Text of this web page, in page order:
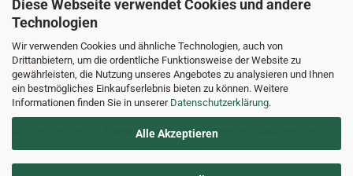
Diese Webseite verwendet Cookies und andere
Technologien
Wir verwenden Cookies und ähnliche Technologien, auch von
Drittanbietern, um die ordentliche Funktionsweise der Website zu
gewährleisten, die Nutzung unseres Angebotes zu analysieren und Ihnen
ein bestmögliches Einkaufserlebnis bieten zu können. Weitere
Informationen finden Sie in unserer Datenschutzerklärung.
Alle Akzeptieren
Alle Preise inkl. MwSt. Änderungen und Irrtümer vorbehalten. Abbildungen ähnlich.